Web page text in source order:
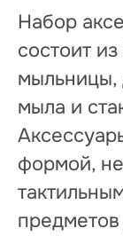
Набор
состоит
мыльницы,
мыла и
формой,